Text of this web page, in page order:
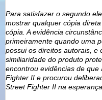
Para satisfazer o segundo
mostrar qualquer cópia
cópia. A evidência
primeiramente quando uma
possui os direitos autorais, e
similiaridade do produto
encontrou evidências de
Fighter II e procurou
Street Fighter II na